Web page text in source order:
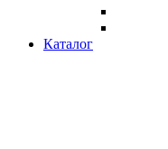
Каталог